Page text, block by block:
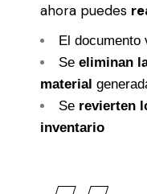
ahora puedes
El documento
Se eliminan
material
Se revierten
inventario